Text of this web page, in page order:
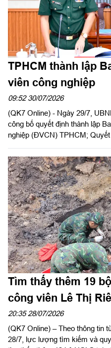
TPHCM thành lập
viên công nghiệp
09:52 30/07/2026
(QK7 Online) - Ngày 29/7,
công bố quyết định thành lập
nghiệp (ĐVCN) TPHCM;
hoạch động viên công nghiệp
Bảy, Phó Chủ tịch UBND
Thiếu tướng Phan Quốc Việt,
Bộ Tư lệnh TPHCM cùng các
doanh nghiệp ĐVCN được
Tìm thấy thêm 19
công viên Lê Thị
20:35 28/07/2026
(QK7 Online) – Theo thông tin
28/7, lực lượng tìm kiếm và